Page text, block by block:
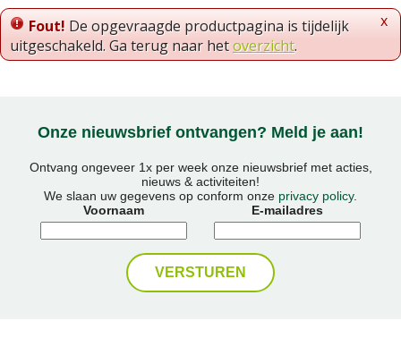
o
e
x
Fout! De opgevraagde productpagina is tijdelijk
uitgeschakeld. Ga terug naar hetoverzicht.
Onze nieuwsbrief ontvangen? Meld je aan!
Ontvang ongeveer 1x per week onze nieuwsbrief met acties,
nieuws & activiteiten!
We slaan uw gegevens op conform onze privacy policy.
Voornaam
E-mailadres